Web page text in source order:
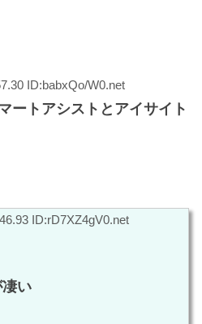
ID:babxQo/W0.net
ートアシストとアイサイト
ID:rD7XZ4gV0.net
い